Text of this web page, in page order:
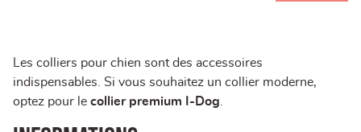
Les colliers pour chien sont des accessoires
indispensables. Si vous souhaitez un collier moderne,
optez pour le collier premium I-Dog.